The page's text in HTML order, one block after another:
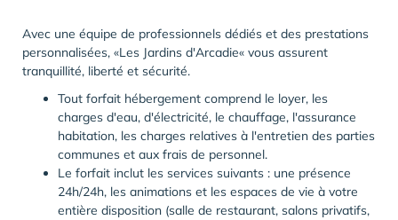
Avec une équipe de professionnels dédiés et des prestations
personnalisées, «Les Jardins d'Arcadie« vous assurent
tranquillité, liberté et sécurité.
Tout forfait hébergement comprend le loyer, les
charges d'eau, d'électricité, le chauffage, l'assurance
habitation, les charges relatives à l'entretien des parties
communes et aux frais de personnel.
Le forfait inclut les services suivants : une présence
24h/24h, les animations et les espaces de vie à votre
entière disposition (salle de restaurant, salons privatifs,